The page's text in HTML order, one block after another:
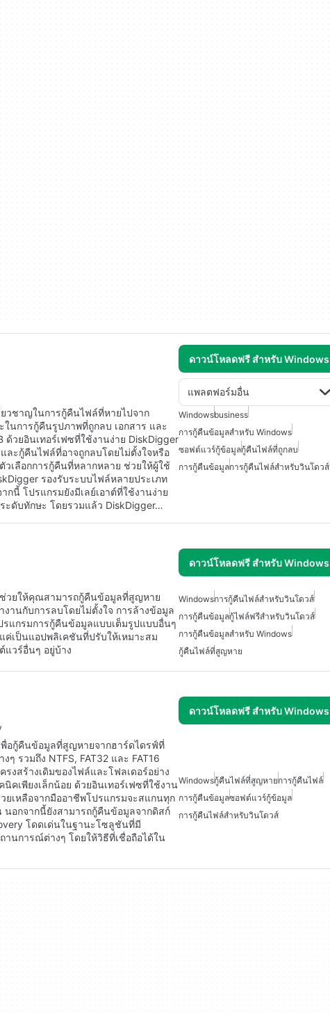
ดาวน์โหลดฟรี สำหรับ Windows
แพลตฟอร์มอื่น
วชาญในการกู้คืนไฟล์ที่หายไปจาก
นการกู้คืนรูปภาพที่ถูกลบ เอกสาร และ
วยอินเทอร์เฟซที่ใช้งานง่าย DiskDigger
ละกู้คืนไฟล์ที่อาจถูกลบโดยไม่ตั้งใจหรือ
เลือกการกู้คืนที่หลากหลาย ช่วยให้ผู้ใช้
รองรับระบบไฟล์หลายประเภท
นี้ โปรแกรมยังมีเลย์เอาต์ที่ใช้งานง่าย
ะดับทักษะ โดยรวมแล้ว DiskDigger…
Windowsbusiness
การกู้คืนข้อมูลสำหรับ Windows
ซอฟต์แวร์กู้ข้อมูลกู้คืนไฟล์ที่ถูกลบ
การกู้คืนข้อมูลการกู้คืนไฟล์สำหรับวินโดวส์
ดาวน์โหลดฟรี สำหรับ Windows
วยให้คุณสามารถกู้คืนข้อมูลที่สูญหาย
านกับการลบโดยไม่ตั้งใจ การล้างข้อมูล
รแกรมการกู้คืนข้อมูลแบบเต็มรูปแบบอื่นๆ
ค่เป็นแอปพลิเคชันที่ปรับให้เหมาะสม
แวร์อื่นๆ อยู่บ้าง
Windowsการกู้คืนไฟล์สำหรับวินโดวส์
การกู้คืนข้อมูลกู้ไฟล์ฟรีสำหรับวินโดวส์
การกู้คืนข้อมูลสำหรับ Windows
กู้คืนไฟล์ที่สูญหาย
ดาวน์โหลดฟรี สำหรับ Windows
พื่อกู้คืนข้อมูลที่สูญหายจากฮาร์ดไดรฟ์ที่
รวมถึง NTFS, FAT32 และ FAT16
งสร้างเดิมของไฟล์และโฟลเดอร์อย่าง
คเพียงเล็กน้อย ด้วยอินเทอร์เฟซที่ใช้งาน
เหลือจากมืออาชีพโปรแกรมจะสแกนทุก
นอกจากนี้ยังสามารถกู้คืนข้อมูลจากดิสก์
โดดเด่นในฐานะโซลูชันที่มี
นการณ์ต่างๆ โดยให้วิธีที่เชื่อถือได้ใน
Windowsกู้คืนไฟล์ที่สูญหายการกู้คืนไฟล์
การกู้คืนข้อมูลซอฟต์แวร์กู้ข้อมูล
การกู้คืนไฟล์สำหรับวินโดวส์